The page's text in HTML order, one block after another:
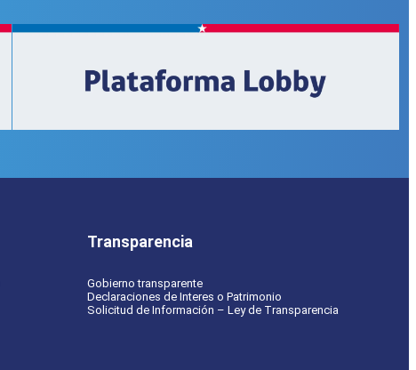
Transparencia
Gobierno transparente
Declaraciones de Interes o Patrimonio
Solicitud de Información – Ley de Transparencia